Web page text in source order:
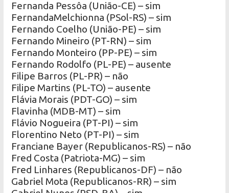
Fernanda Pessôa (União-CE) – sim
FernandaMelchionna (PSol-RS) – sim
Fernando Coelho (União-PE) – sim
Fernando Mineiro (PT-RN) – sim
Fernando Monteiro (PP-PE) – sim
Fernando Rodolfo (PL-PE) – ausente
Filipe Barros (PL-PR) – não
Filipe Martins (PL-TO) – ausente
Flávia Morais (PDT-GO) – sim
Flavinha (MDB-MT) – sim
Flávio Nogueira (PT-PI) – sim
Florentino Neto (PT-PI) – sim
Franciane Bayer (Republicanos-RS) – não
Fred Costa (Patriota-MG) – sim
Fred Linhares (Republicanos-DF) – não
Gabriel Mota (Republicanos-RR) – sim